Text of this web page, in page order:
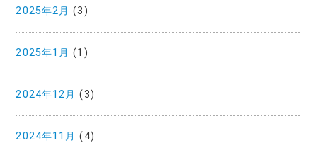
2025年2月 (3)
2025年1月 (1)
2024年12月 (3)
2024年11月 (4)